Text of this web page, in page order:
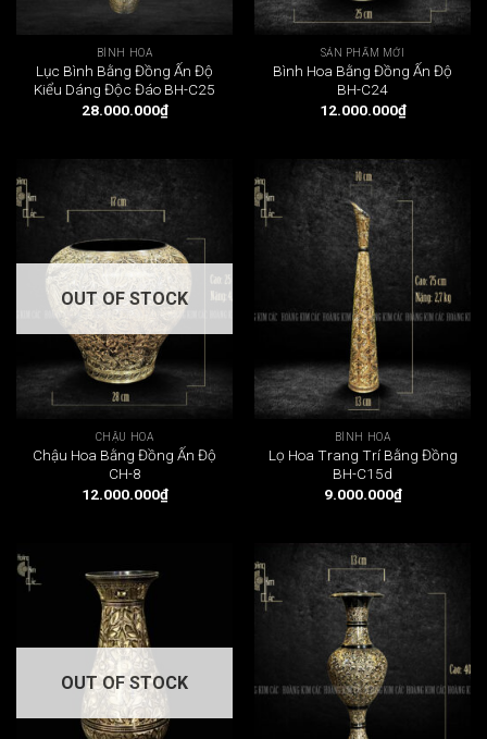
BÌNH HOA
Lục Bình Bằng Đồng Ấn Độ
Kiểu Dáng Độc Đáo BH-C25
28.000.000₫
SẢN PHẨM MỚI
Bình Hoa Bằng Đồng Ấn Độ
BH-C24
12.000.000₫
OUT OF STOCK
CHẬU HOA
Chậu Hoa Bằng Đồng Ấn Độ
CH-8
12.000.000₫
BÌNH HOA
Lọ Hoa Trang Trí Bằng Đồng
BH-C15d
9.000.000₫
OUT OF STOCK